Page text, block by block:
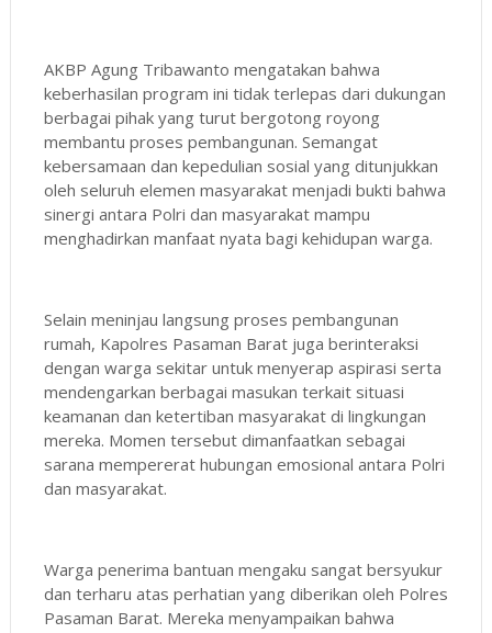
AKBP Agung Tribawanto mengatakan bahwa
keberhasilan program ini tidak terlepas dari dukungan
berbagai pihak yang turut bergotong royong
membantu proses pembangunan. Semangat
kebersamaan dan kepedulian sosial yang ditunjukkan
oleh seluruh elemen masyarakat menjadi bukti bahwa
sinergi antara Polri dan masyarakat mampu
menghadirkan manfaat nyata bagi kehidupan warga.
Selain meninjau langsung proses pembangunan
rumah, Kapolres Pasaman Barat juga berinteraksi
dengan warga sekitar untuk menyerap aspirasi serta
mendengarkan berbagai masukan terkait situasi
keamanan dan ketertiban masyarakat di lingkungan
mereka. Momen tersebut dimanfaatkan sebagai
sarana mempererat hubungan emosional antara Polri
dan masyarakat.
Warga penerima bantuan mengaku sangat bersyukur
dan terharu atas perhatian yang diberikan oleh Polres
Pasaman Barat. Mereka menyampaikan bahwa